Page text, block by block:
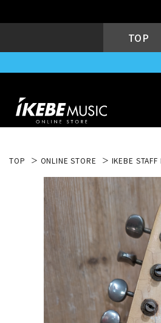
TOP
エレキギター
キーボード
DJ機器
TOP ONLINE STORE IKEBE STAFF